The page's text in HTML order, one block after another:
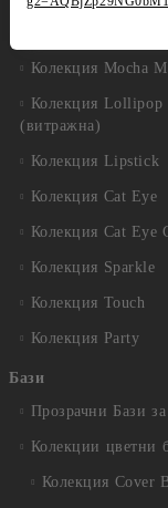
Колекция Mocha
Колекция Lollipop
(витражна)
Колекция Lipstick
Колекция Cat Eye
Колекция Cat Eye
Колекция Sparkle
Колекция Touch
Колекция Party
Бази
Прозрачни Бази
Колекции цветни
Колекция Cover